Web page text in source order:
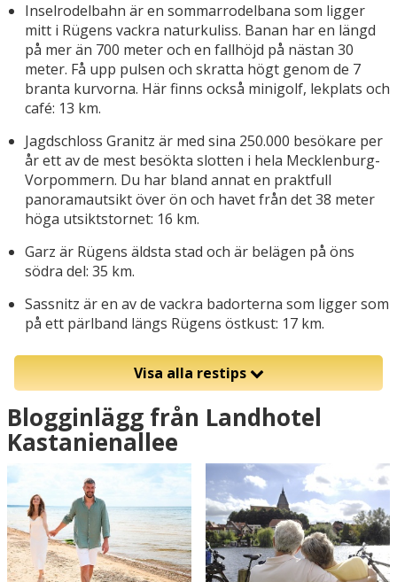
Inselrodelbahn är en sommarrodelbana som ligger
mitt i Rügens vackra naturkuliss. Banan har en längd
på mer än 700 meter och en fallhöjd på nästan 30
meter. Få upp pulsen och skratta högt genom de 7
branta kurvorna. Här finns också minigolf, lekplats och
café: 13 km.
Jagdschloss Granitz är med sina 250.000 besökare per
år ett av de mest besökta slotten i hela Mecklenburg-
Vorpommern. Du har bland annat en praktfull
panoramautsikt över ön och havet från det 38 meter
höga utsiktstornet: 16 km.
Garz är Rügens äldsta stad och är belägen på öns
södra del: 35 km.
Sassnitz är en av de vackra badorterna som ligger som
på ett pärlband längs Rügens östkust: 17 km.
Visa alla restips
Blogginlägg från Landhotel
Kastanienallee